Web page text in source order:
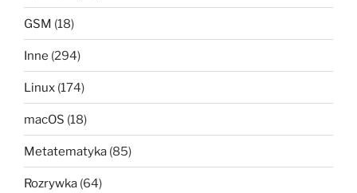
GSM (18)
Inne (294)
Linux (174)
macOS (18)
Metatematyka (85)
Rozrywka (64)